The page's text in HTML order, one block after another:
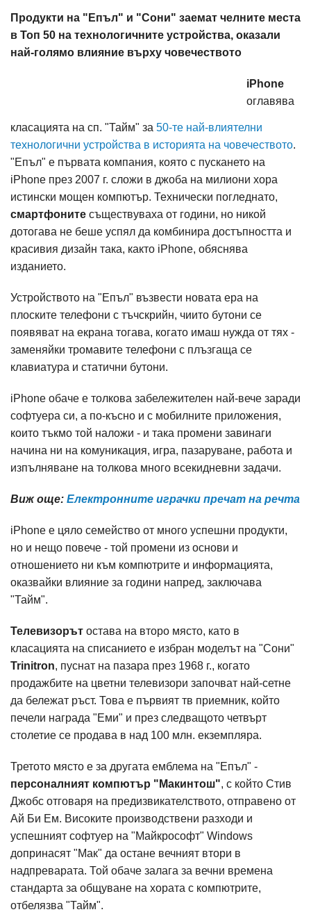
Продукти на "Епъл" и "Сони" заемат челните места
в Топ 50 на технологичните устройства, оказали
най-голямо влияние върху човечеството
iPhone
оглавява
класацията на сп. "Тайм" за 50-те най-влиятелни
технологични устройства в историята на човечеството.
"Епъл" е първата компания, която с пускането на
iPhone през 2007 г. сложи в джоба на милиони хора
истински мощен компютър. Технически погледнато,
смартфоните съществуваха от години, но никой
дотогава не беше успял да комбинира достъпността и
красивия дизайн така, както iPhone, обяснява
изданието.
Устройството на "Епъл" възвести новата ера на
плоските телефони с тъчскрийн, чиито бутони се
появяват на екрана тогава, когато имаш нужда от тях -
заменяйки тромавите телефони с плъзгаща се
клавиатура и статични бутони.
iPhone обаче е толкова забележителен най-вече заради
софтуера си, а по-късно и с мобилните приложения,
които тъкмо той наложи - и така промени завинаги
начина ни на комуникация, игра, пазаруване, работа и
изпълняване на толкова много всекидневни задачи.
Виж още: Електронните играчки пречат на речта
iPhone е цяло семейство от много успешни продукти,
но и нещо повече - той промени из основи и
отношението ни към компютрите и информацията,
оказвайки влияние за години напред, заключава
"Тайм".
Телевизорът остава на второ място, като в
класацията на списанието е избран моделът на "Сони"
Trinitron, пуснат на пазара през 1968 г., когато
продажбите на цветни телевизори започват най-сетне
да бележат ръст. Това е първият тв приемник, който
печели награда "Еми" и през следващото четвърт
столетие се продава в над 100 млн. екземпляра.
Третото място е за другата емблема на "Епъл" -
персоналният компютър "Макинтош", с който Стив
Джобс отговаря на предизвикателството, отправено от
Ай Би Ем. Високите производствени разходи и
успешният софтуер на "Майкрософт" Windows
допринасят "Мак" да остане вечният втори в
надпреварата. Той обаче залага за вечни времена
стандарта за общуване на хората с компютрите,
отбелязва "Тайм".